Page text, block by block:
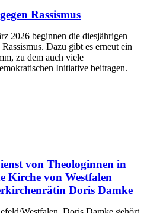
Rassismus
2026 beginnen die diesjährigen
Dazu gibt es erneut ein
zu dem auch viele
Initiative beitragen.
von Theologinnen in
Kirche von Westfalen
Doris Damke